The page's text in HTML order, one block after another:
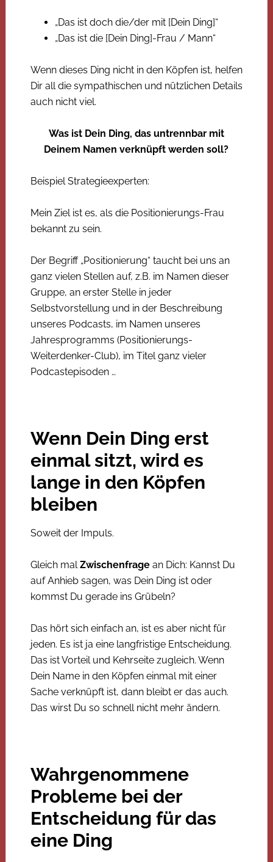
„Das ist doch die/der mit [Dein Ding]“
„Das ist die [Dein Ding]-Frau / Mann“
Wenn dieses Ding nicht in den Köpfen ist, helfen
Dir all die sympathischen und nützlichen Details
auch nicht viel.
Was ist Dein Ding, das untrennbar mit
Deinem Namen verknüpft werden soll?
Beispiel Strategieexperten:
Mein Ziel ist es, als die Positionierungs-Frau
bekannt zu sein.
Der Begriff „Positionierung“ taucht bei uns an
ganz vielen Stellen auf, z.B. im Namen dieser
Gruppe, an erster Stelle in jeder
Selbstvorstellung und in der Beschreibung
unseres Podcasts, im Namen unseres
Jahresprogramms (Positionierungs-
Weiterdenker-Club), im Titel ganz vieler
Podcastepisoden …
Wenn Dein Ding erst
einmal sitzt, wird es
lange in den Köpfen
bleiben
Soweit der Impuls.
Gleich mal Zwischenfragean Dich: Kannst Du
auf Anhieb sagen, was Dein Ding ist oder
kommst Du gerade ins Grübeln?
Das hört sich einfach an, ist es aber nicht für
jeden. Es ist ja eine langfristige Entscheidung.
Das ist Vorteil und Kehrseite zugleich. Wenn
Dein Name in den Köpfen einmal mit einer
Sache verknüpft ist, dann bleibt er das auch.
Das wirst Du so schnell nicht mehr ändern.
Wahrgenommene
Probleme bei der
Entscheidung für das
eine Ding